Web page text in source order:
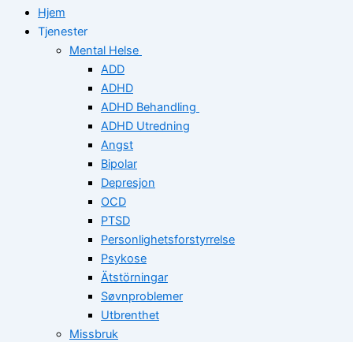
Hjem
Tjenester
Mental Helse
ADD
ADHD
ADHD Behandling
ADHD Utredning
Angst
Bipolar
Depresjon
OCD
PTSD
Personlighetsforstyrrelse
Psykose
Ätstörningar
Søvnproblemer
Utbrenthet
Missbruk